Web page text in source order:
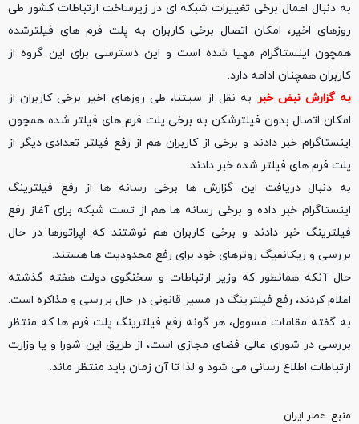
به دنبال اعمال برخی تغییرات شبکه ای در زیرساخت ارتباطات کشور طی
روزهای اخیر، امکان اتصال برخی کاربران به پلت فرم های فیلترشده
همچون اینستاگرام مهیا شده است و این دسترسی برای این گروه از
کاربران همچنان ادامه دارد.
به گزارش نبض خبر به نقل از سیتنا، طی روزهای اخیر برخی کاربران از
امکان اتصال بدون فیلترشکن به برخی پلت فرم های فیلتر شده همچون
اینستاگرام خبر دادند و برخی از کاربران هم از رفع فیلتر تعدادی دیگر از
پلت فرم های فیلتر شده خبر دادند.
به دنبال دریافت این گزارش ها برخی رسانه ها از رفع فیلترینگ
اینستاگرام خبر داده و برخی رسانه ها هم از تست شبکه برای آغاز رفع
فیلترینگ خبر دادند و برخی کاربران هم نوشتند که اپراتورها در حال
بررسی و ریکانفیگ روترهای خود برای رفع محدودیت ها هستند.
حال آنکه همانطور که وزیر ارتباطات و سخنگوی دولت هفته گذشته
اعلام کردند، رفع فیلترینگ در مسیر قانونی در حال بررسی و مذاکره است.
به گفته مقامات مسوول، هر گونه رفع فیلترینگ پلت فرم ها که منتظر
بررسی در شورای عالی فضای مجازی است، از طریق این شورا و یا وزارت
ارتباطات اطلاع رسانی می شود و لذا تا آن زمان باید منتظر ماند.
منبع‌: عصر ایران